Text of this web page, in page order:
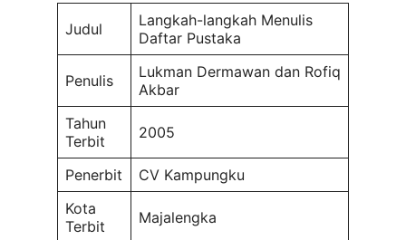
Judul
Langkah-langkah Menulis
Daftar Pustaka
Penulis
Lukman Dermawan dan Rofiq
Akbar
Tahun
Terbit
2005
Penerbit
CV Kampungku
Kota
Terbit
Majalengka